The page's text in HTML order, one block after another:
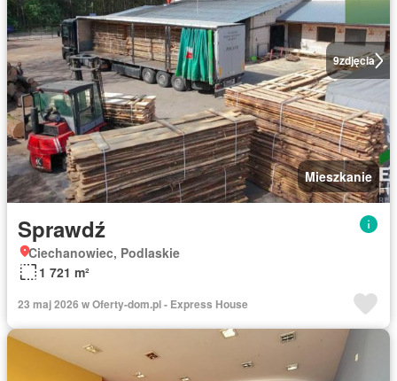
9zdjęcia
Mieszkanie
Sprawdź
Ciechanowiec, Podlaskie
1 721 m²
23 maj 2026 w Oferty-dom.pl - Express House